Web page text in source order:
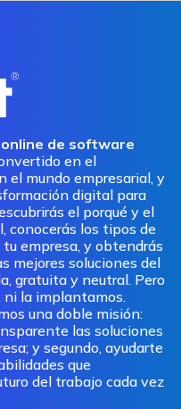
de software
en el
el mundo empresarial, y
digital para
el porqué y el
conocerás los tipos de
empresa, y obtendrás
mejores soluciones del
gratuita y neutral. Pero
ni la implantamos.
una doble misión:
las soluciones
y segundo, ayudarte
que
del trabajo cada vez